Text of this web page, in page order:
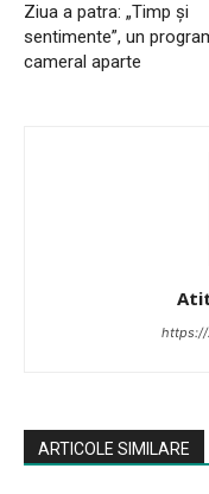
Ziua a patra: „Timp și
sentimente”, un
cameral aparte
https://
ARTICOLE SIMILARE